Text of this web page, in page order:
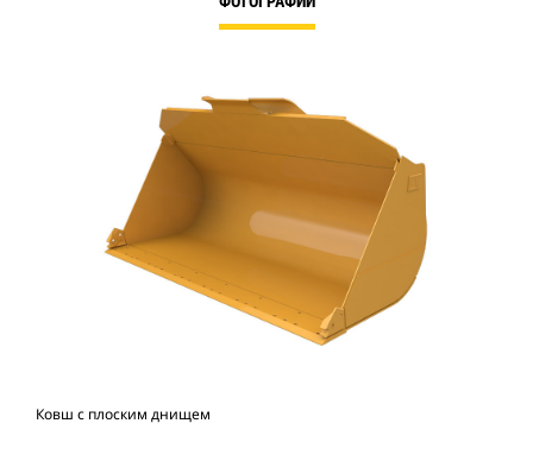
Ковш с плоским днищем